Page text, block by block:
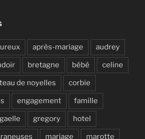
après-mariage audrey
bretagne bébé celine
de noyelles corbie
engagement famille
gaelle gregory hotel
mariage marotte